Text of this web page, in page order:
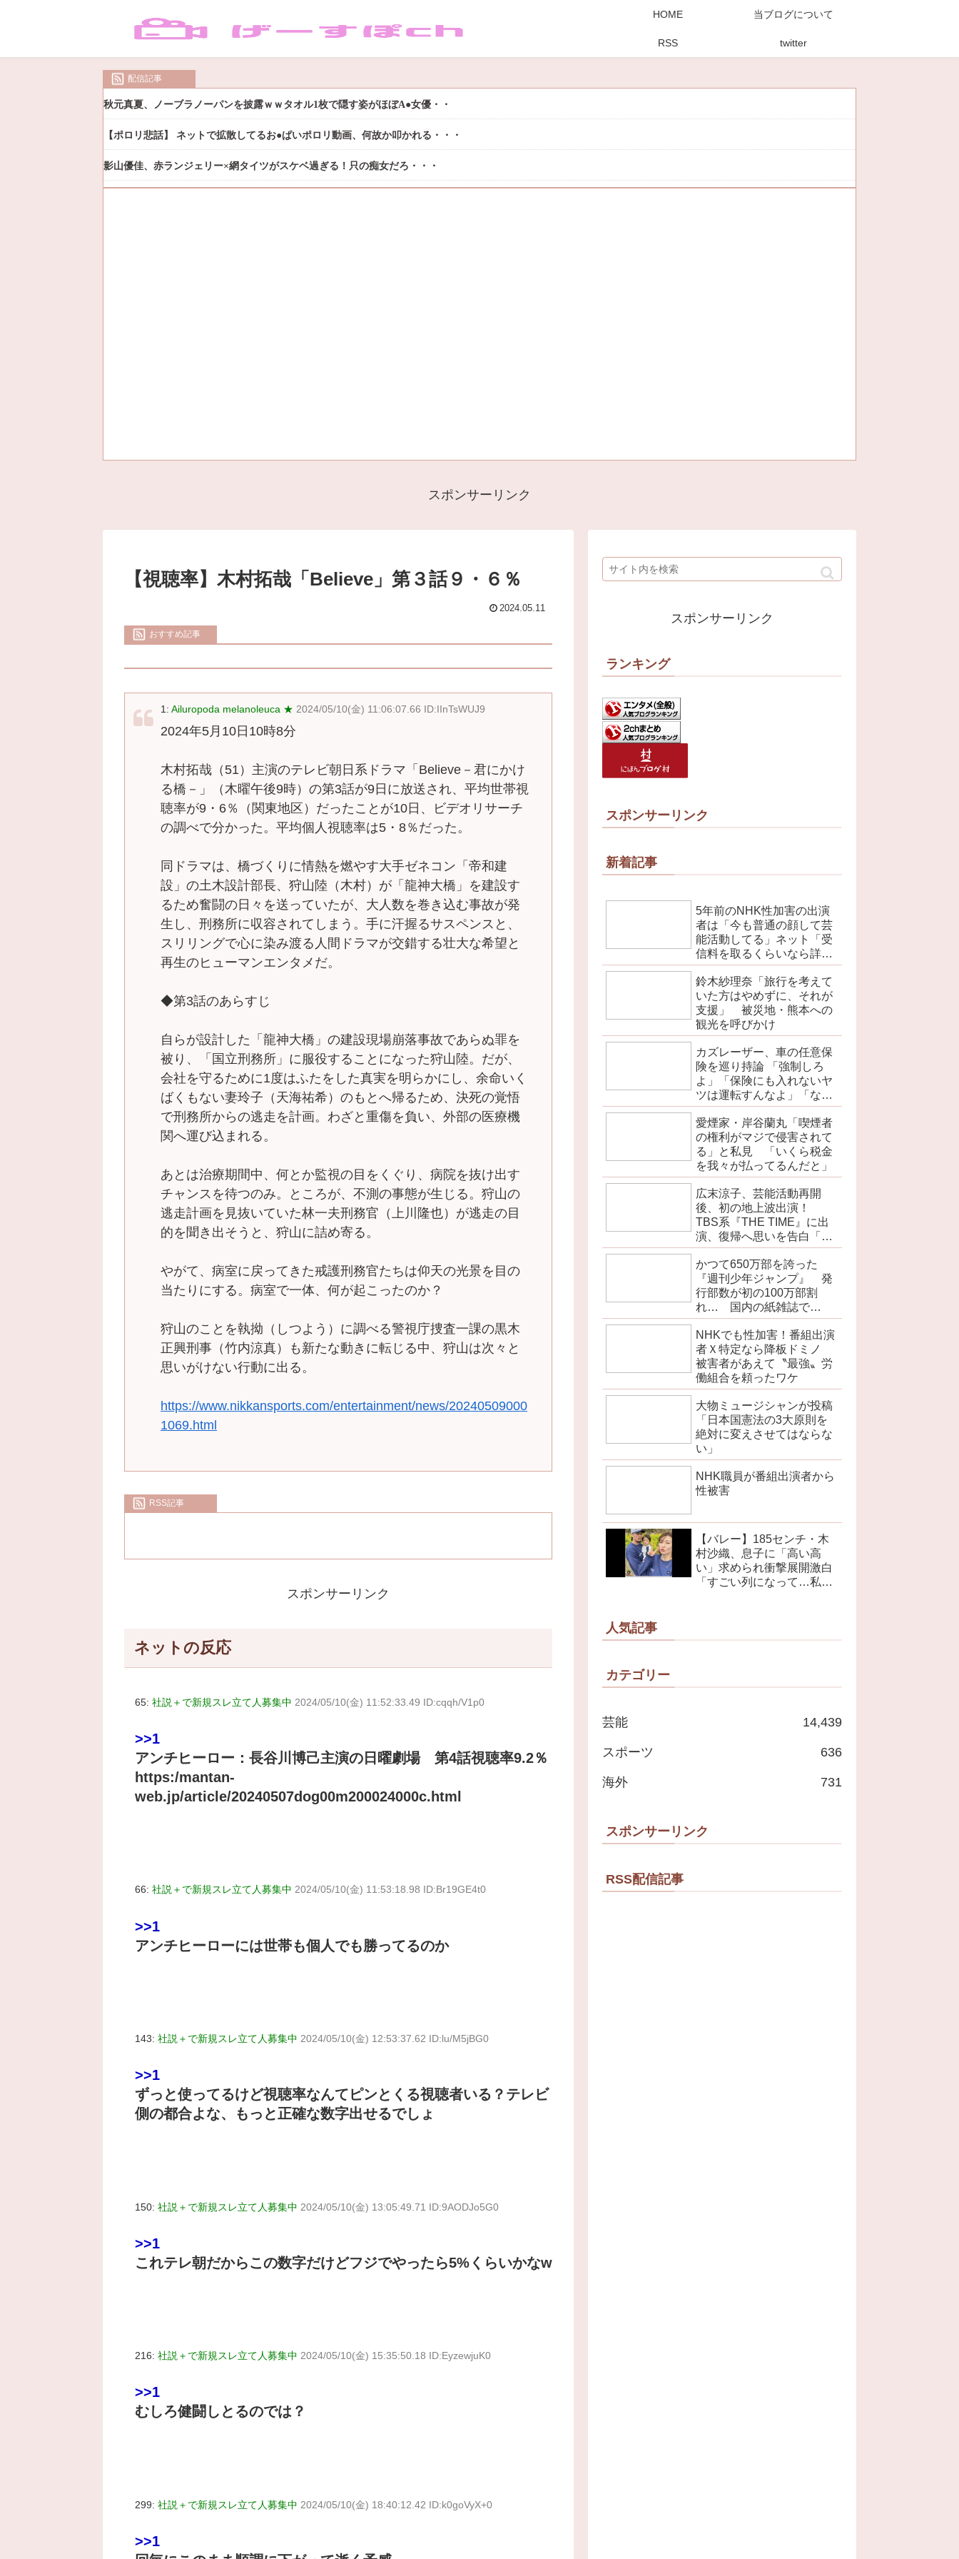
HOME 当ブログについて
RSS twitter
配信記事
秋元真夏、ノーブラノーパンを披露ｗｗタオル1枚で隠す姿がほぼA●女優・・
【ポロリ悲話】 ネットで拡散してるお●ぱいポロリ動画、何故か叩かれる・・・
影山優佳、赤ランジェリー×網タイツがスケベ過ぎる！只の痴女だろ・・・
スポンサーリンク
【視聴率】木村拓哉「Believe」第３話９・６％
2024.05.11
おすすめ記事
1: Ailuropoda melanoleuca ★ 2024/05/10(金) 11:06:07.66 ID:IInTsWUJ9
2024年5月10日10時8分
木村拓哉（51）主演のテレビ朝日系ドラマ「Believe－君にかけ
る橋－」（木曜午後9時）の第3話が9日に放送され、平均世帯視
聴率が9・6％（関東地区）だったことが10日、ビデオリサーチ
の調べで分かった。平均個人視聴率は5・8％だった。
同ドラマは、橋づくりに情熱を燃やす大手ゼネコン「帝和建
設」の土木設計部長、狩山陸（木村）が「龍神大橋」を建設す
るため奮闘の日々を送っていたが、大人数を巻き込む事故が発
生し、刑務所に収容されてしまう。手に汗握るサスペンスと、
スリリングで心に染み渡る人間ドラマが交錯する壮大な希望と
再生のヒューマンエンタメだ。
◆第3話のあらすじ
自らが設計した「龍神大橋」の建設現場崩落事故であらぬ罪を
被り、「国立刑務所」に服役することになった狩山陸。だが、
会社を守るために1度はふたをした真実を明らかにし、余命いく
ばくもない妻玲子（天海祐希）のもとへ帰るため、決死の覚悟
で刑務所からの逃走を計画。わざと重傷を負い、外部の医療機
関へ運び込まれる。
あとは治療期間中、何とか監視の目をくぐり、病院を抜け出す
チャンスを待つのみ。ところが、不測の事態が生じる。狩山の
逃走計画を見抜いていた林一夫刑務官（上川隆也）が逃走の目
的を聞き出そうと、狩山に詰め寄る。
やがて、病室に戻ってきた戒護刑務官たちは仰天の光景を目の
当たりにする。病室で一体、何が起こったのか？
狩山のことを執拗（しつよう）に調べる警視庁捜査一課の黒木
正興刑事（竹内涼真）も新たな動きに転じる中、狩山は次々と
思いがけない行動に出る。
https://www.nikkansports.com/entertainment/news/20240509000
1069.html
RSS記事
スポンサーリンク
ネットの反応
65: 社説＋で新規スレ立て人募集中 2024/05/10(金) 11:52:33.49 ID:cqqh/V1p0
>>1
アンチヒーロー：長谷川博己主演の日曜劇場 第4話視聴率9.2％
https:/mantan-
web.jp/article/20240507dog00m200024000c.html
66: 社説＋で新規スレ立て人募集中 2024/05/10(金) 11:53:18.98 ID:Br19GE4t0
>>1
アンチヒーローには世帯も個人でも勝ってるのか
143: 社説＋で新規スレ立て人募集中 2024/05/10(金) 12:53:37.62 ID:lu/M5jBG0
>>1
ずっと使ってるけど視聴率なんてピンとくる視聴者いる？テレビ
側の都合よな、もっと正確な数字出せるでしょ
150: 社説＋で新規スレ立て人募集中 2024/05/10(金) 13:05:49.71 ID:9AODJo5G0
>>1
これテレ朝だからこの数字だけどフジでやったら5%くらいかなw
216: 社説＋で新規スレ立て人募集中 2024/05/10(金) 15:35:50.18 ID:EyzewjuK0
>>1
むしろ健闘しとるのでは？
299: 社説＋で新規スレ立て人募集中 2024/05/10(金) 18:40:12.42 ID:k0goVyX+0
>>1
スポンサーリンク
ランキング
スポンサーリンク
新着記事
5年前のNHK性加害の出演
者は「今も普通の顔して芸
能活動してる」ネット「受
信料を取るくらいなら詳細
を伝えよ」
鈴木紗理奈「旅行を考えて
いた方はやめずに、それが
支援」 被災地・熊本への
観光を呼びかけ
カズレーザー、車の任意保
険を巡り持論 「強制しろ
よ」「保険にも入れないヤ
ツは運転すんなよ」「なん
で法律を改正しないの？」
愛煙家・岸谷蘭丸「喫煙者
の権利がマジで侵害されて
る」と私見 「いくら税金
を我々が払ってるんだと」
広末涼子、芸能活動再開
後、初の地上波出演！
TBS系『THE TIME』に出
演、復帰へ思いを告白「自
分の弱い部分だったり…」
かつて650万部を誇った
『週刊少年ジャンプ』 発
行部数が初の100万部割
れ… 国内の紙雑誌で
「100万部超」ゼロに
NHKでも性加害！番組出演
者Ｘ特定なら降板ドミノ
被害者があえて〝最強〟労
働組合を頼ったワケ
大物ミュージシャンが投稿
「日本国憲法の3大原則を
絶対に変えさせてはならな
い」
NHK職員が番組出演者から
性被害
【バレー】185センチ・木
村沙織、息子に「高い高
い」求められ衝撃展開激白
「すごい列になって…私ア
人気記事
カテゴリー
芸能 14,439
スポーツ 636
海外 731
スポンサーリンク
RSS配信記事